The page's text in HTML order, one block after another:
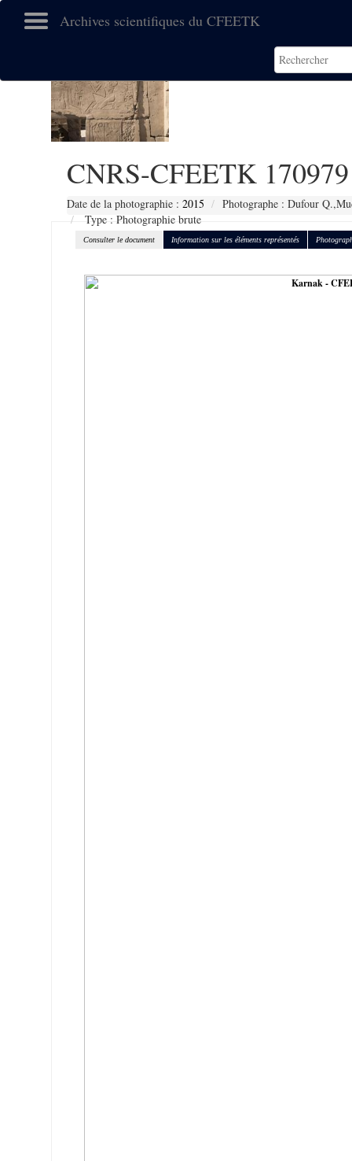
Archives scientifiques du CFEETK
CNRS-CFEETK 170979
Date de la photographie : 2015
Photographe : Dufour
Type : Photographie brute
Consulter le document Information sur les éléments représentés